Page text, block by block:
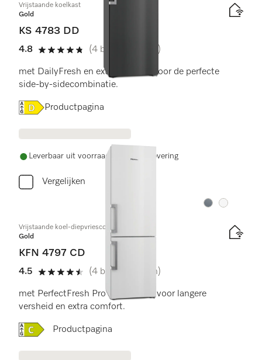
Vrijstaande koelkast
Gold
KS 4783 DD
4.8
4.8 sterren van de 5
(4 beoordelingen)
met DailyFresh en extra comfort voor de perfecte
side-by-sidecombinatie.
Online Label Flag, Energielabel
Productpagina
Leverbaar uit voorraad met gratis levering
Vergelijken
Kleur:Kleur:
Vrijstaande koel-diepvriescombinatie
Gold
KFN 4797 CD
4.5
4.5 sterren van de 5
(4 beoordelingen)
met PerfectFresh Pro en NoFrost voor langere
versheid en extra comfort.
Online Label Flag, Energielabel
Productpagina